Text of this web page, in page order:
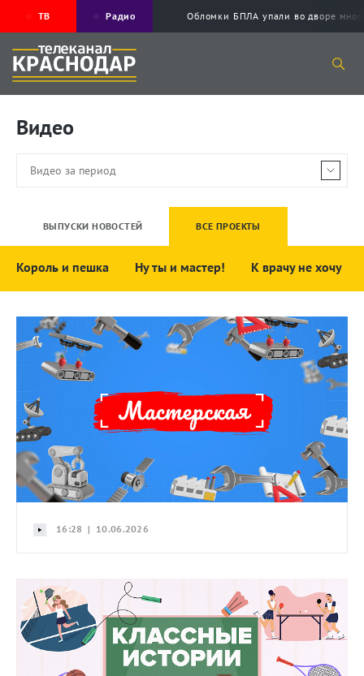
ТВ Радио Обломки БПЛА упали во дворе
Видео
ВЫПУСКИ НОВОСТЕЙ ВСЕ ПРОЕКТЫ
Король и пешка Ну ты и мастер! К врачу не хочу
16:28 | 10.06.2026